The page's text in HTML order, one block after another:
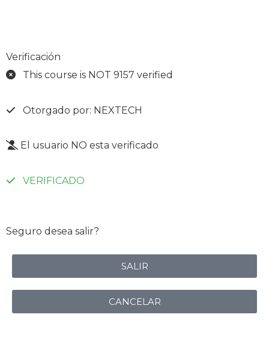
Verificación
This course is NOT 9157 verified
Otorgado por: NEXTECH
El usuario NO esta verificado
VERIFICADO
Seguro desea salir?
SALIR
CANCELAR